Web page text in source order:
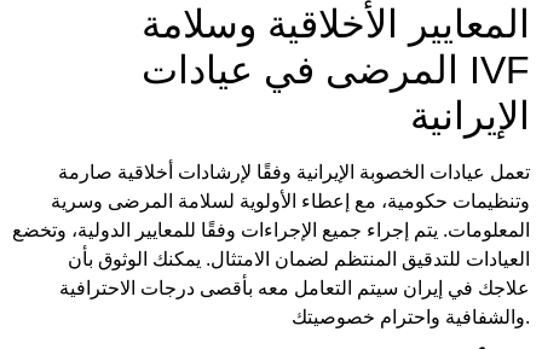
المعايير الأخلاقية وسلامة
المرضى في عيادات IVF
الإيرانية
تعمل عيادات الخصوبة الإيرانية وفقًا لإرشادات أخلاقية صارمة
وتنظيمات حكومية، مع إعطاء الأولوية لسلامة المرضى وسرية
المعلومات. يتم إجراء جميع الإجراءات وفقًا للمعايير الدولية، وتخضع
العيادات للتدقيق المنتظم لضمان الامتثال. يمكنك الوثوق بأن
علاجك في إيران سيتم التعامل معه بأقصى درجات الاحترافية
والشفافية واحترام خصوصيتك.